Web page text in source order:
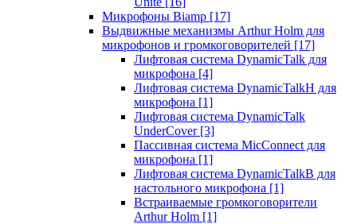
Микрофоны Biamp [17]
Выдвижные механизмы Arthur Holm для
микрофонов и громкоговорителей [17]
Лифтовая система DynamicTalk для
микрофона [4]
Лифтовая система DynamicTalkH для
микрофона [1]
Лифтовая система DynamicTalk
UnderCover [3]
Пассивная система MicConnect для
микрофона [1]
Лифтовая система DynamicTalkB для
настольного микрофона [1]
Встраиваемые громкоговорители
Arthur Holm [1]